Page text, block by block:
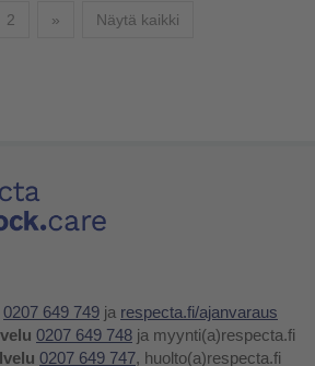
2 »SeuraavaNäytä kaikki
0207 649 749 ja respecta.fi/ajanvaraus
0207 649 748 ja myynti(a)respecta.fi
0207 649 747, huolto(a)respecta.fi